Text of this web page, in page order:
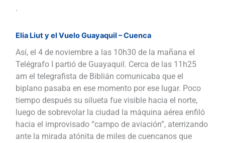
.
Elia Liut y el Vuelo Guayaquil – Cuenca
Así, el 4 de noviembre a las 10h30 de la mañana el
Telégrafo I partió de Guayaquil. Cerca de las 11h25
am el telegrafista de Biblián comunicaba que el
biplano pasaba en ese momento por ese lugar. Poco
tiempo después su silueta fue visible hacia el norte,
luego de sobrevolar la ciudad la máquina aérea enfiló
hacia el improvisado “campo de aviación”, aterrizando
ante la mirada atónita de miles de cuencanos que